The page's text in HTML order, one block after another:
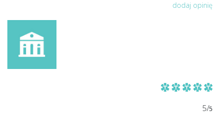
dodaj opinię
5/5